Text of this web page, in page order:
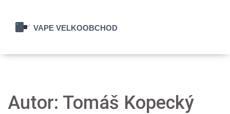
Autor: Tomáš Kopecký